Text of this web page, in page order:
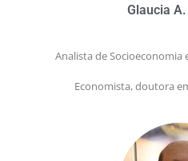
Glaucia
Analista de Socioeconomia
Economista, doutora